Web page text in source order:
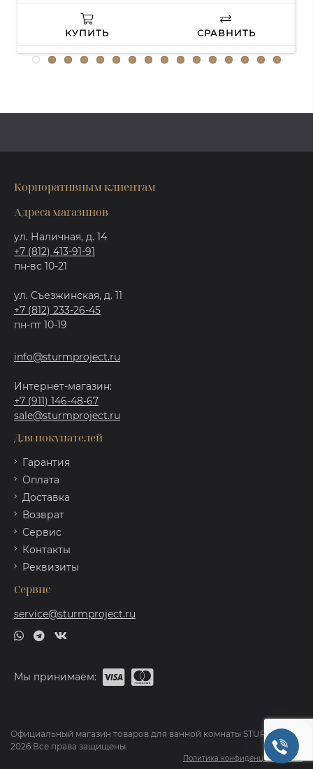
КУПИТЬ СРАВНИТЬ
Корпоративным клиентам
Адреса магазинов
ул. Наличная, д. 14
+7 (812) 413-91-91
пн-вс 10-21
ул. Съезжинская, д. 11
+7 (812) 233-26-45
пн-пт 10-19
info@sturmproject.ru
Интернет-магазин:
+7 (911) 146-48-67
sale@sturmproject.ru
Для покупателей
Гарантия
Оплата
Доставка
Возврат
Сервис
Контакты
Реквизиты
Сервис
service@sturmproject.ru
Мы принимаем:
Официальный магазин товаров для ванной комнаты STURM ©
2026 Все права защищены.
Политика конфиденциальности